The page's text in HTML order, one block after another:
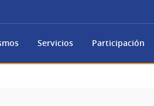
Servicios Participación